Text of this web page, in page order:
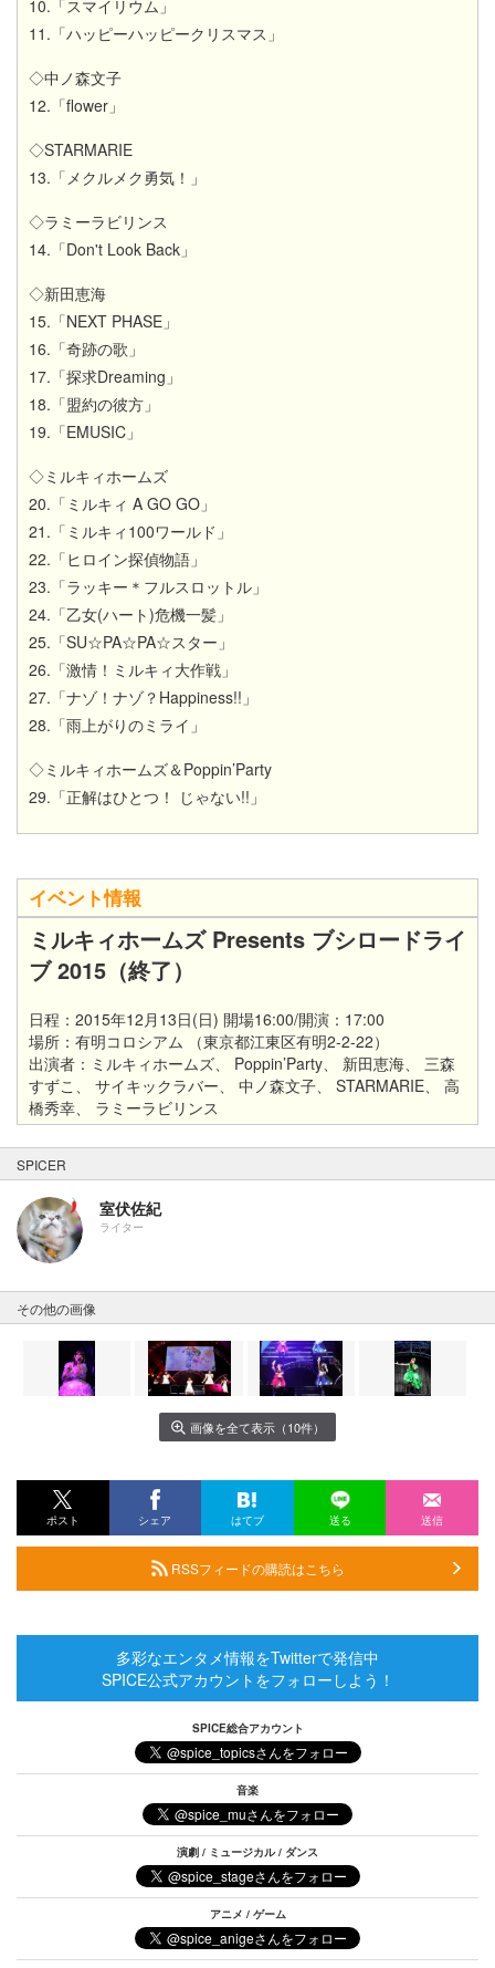
10.「スマイリウム」
11.「ハッピーハッピークリスマス」
◇中ノ森文子
12.「flower」
◇STARMARIE
13.「メクルメク勇気！」
◇ラミーラビリンス
14.「Don't Look Back」
◇新田恵海
15.「NEXT PHASE」
16.「奇跡の歌」
17.「探求Dreaming」
18.「盟約の彼方」
19.「EMUSIC」
◇ミルキィホームズ
20.「ミルキィ A GO GO」
21.「ミルキィ100ワールド」
22.「ヒロイン探偵物語」
23.「ラッキー＊フルスロットル」
24.「乙女(ハート)危機一髪」
25.「SU☆PA☆PA☆スター」
26.「激情！ミルキィ大作戦」
27.「ナゾ！ナゾ？Happiness!!」
28.「雨上がりのミライ」
◇ミルキィホームズ＆Poppin’Party
29.「正解はひとつ！ じゃない!!」
イベント情報
ミルキィホームズ Presents ブシロードライ
ブ 2015（終了）
日程：2015年12月13日(日) 開場16:00/開演：17:00
場所：有明コロシアム （東京都江東区有明2-2-22）
出演者：ミルキィホームズ、 Poppin’Party、 新田恵海、 三森
すずこ、 サイキックラバー、 中ノ森文子、 STARMARIE、 高
橋秀幸、 ラミーラビリンス
SPICER
室伏佐紀
ライター
その他の画像
画像を全て表示（10件）
ポスト シェア はてブ 送る 送信
RSSフィードの購読はこちら
多彩なエンタメ情報をTwitterで発信中
SPICE公式アカウントをフォローしよう！
SPICE総合アカウント
音楽
演劇 / ミュージカル / ダンス
アニメ / ゲーム